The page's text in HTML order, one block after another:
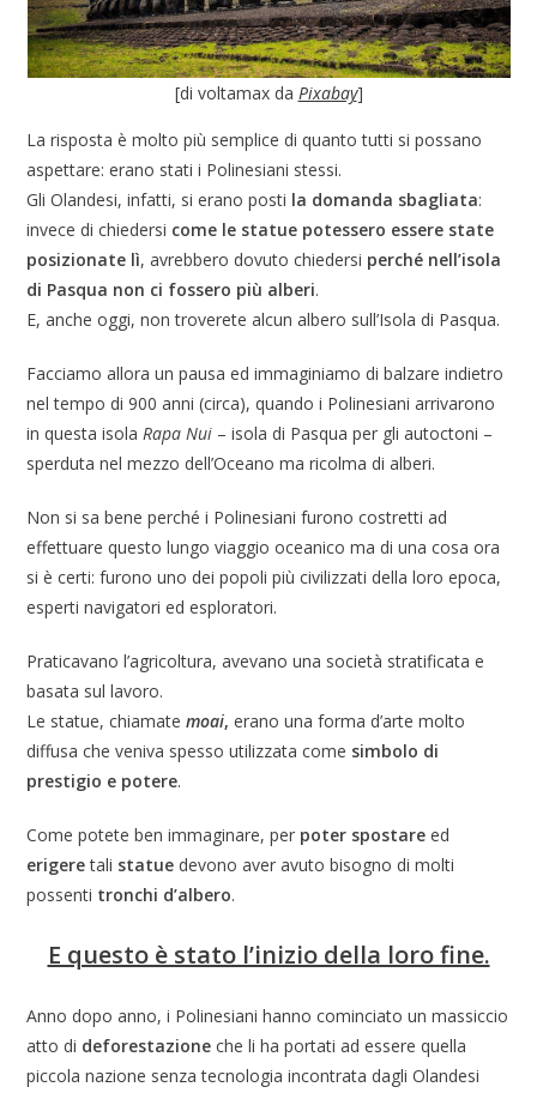
[di voltamax da Pixabay]
La risposta è molto più semplice di quanto tutti si possano
aspettare: erano stati i Polinesiani stessi.
Gli Olandesi, infatti, si erano posti la domanda sbagliata:
invece di chiedersi come le statue potessero essere state
posizionate lì, avrebbero dovuto chiedersi perché nell’isola
di Pasqua non ci fossero più alberi.
E, anche oggi, non troverete alcun albero sull’Isola di Pasqua.
Facciamo allora un pausa ed immaginiamo di balzare indietro
nel tempo di 900 anni (circa), quando i Polinesiani arrivarono
in questa isolaRapa Nui – isola di Pasqua per gli autoctoni –
sperduta nel mezzo dell’Oceano ma ricolma di alberi.
Non si sa bene perché i Polinesiani furono costretti ad
effettuare questo lungo viaggio oceanico ma di una cosa ora
si è certi: furono uno dei popoli più civilizzati della loro epoca,
esperti navigatori ed esploratori.
Praticavano l’agricoltura, avevano una società stratificata e
basata sul lavoro.
Le statue, chiamatemoai, erano una forma d’arte molto
diffusa che veniva spesso utilizzata come simbolo di
prestigio e potere.
Come potete ben immaginare, per poter spostare ed
erigeretali statue devono aver avuto bisogno di molti
possenti tronchi d’albero.
E questo è stato l’inizio della loro fine.
Anno dopo anno, i Polinesiani hanno cominciato un massiccio
atto di deforestazione che li ha portati ad essere quella
piccola nazione senza tecnologia incontrata dagli Olandesi